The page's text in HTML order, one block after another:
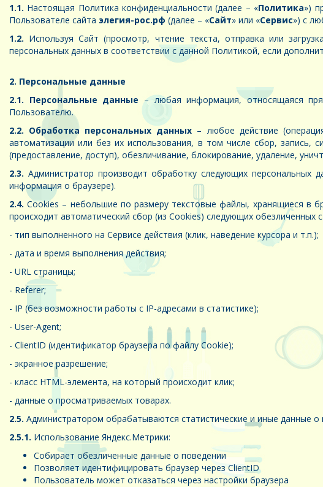
1.1. Настоящая Политика конфиденциальности (далее – «Политика»)
Пользователе сайта элегия-рос.рф (далее – «Сайт» или «Сервис») с
1.2. Используя Cайт (просмотр, чтение текста, отправка или
персональных данных в соответствии с данной Политикой, если
2. Персональные данные
2.1. Персональные данные – любая информация, относящаяся
Пользователю.
2.2. Обработка персональных данных – любое действие
автоматизации или без их использования, в том числе сбор, запись,
(предоставление, доступ), обезличивание, блокирование, удаление,
2.3. Администратор производит обработку следующих
информация о браузере).
2.4. Cookies – небольшие по размеру текстовые файлы, хранящиеся в
происходит автоматический сбор (из Cookies) следующих обезличенных
- тип выполненного на Сервисе действия (клик, наведение курсора и т.п.);
- дата и время выполнения действия;
- URL страницы;
- Referer;
- IP (без возможности работы с IP-адресами в статистике);
- User-Agent;
- ClientID (идентификатор браузера по файлу Cookie);
- экранное разрешение;
- класс HTML-элемента, на который происходит клик;
- данные о просматриваемых товарах.
2.5. Администратором обрабатываются статистические и иные данные
2.5.1. Использование Яндекс.Метрики:
Собирает обезличенные данные о поведении
Позволяет идентифицировать браузер через ClientID
Пользователь может отказаться через настройки браузера